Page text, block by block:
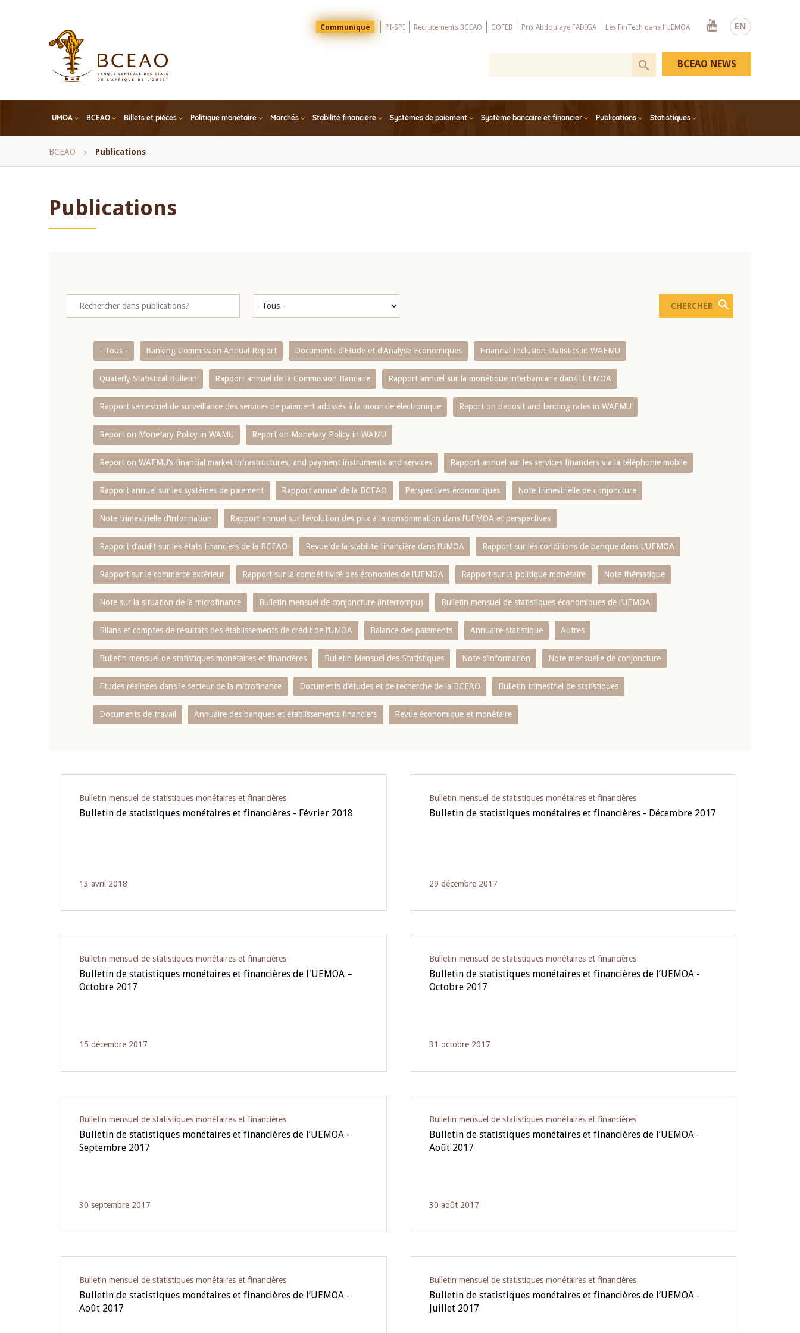
EN
Menu
Top
Communiqué PI-SPI Recrutements BCEAO COFEB Prix Abdoulaye FADIGA Les FinTech dans l'UEMOA
Youtube
UMOA BCEAO Billets et pièces Politique monétaire Marchés Stabilité financière Systèmes de paiement Système bancaire et financier Publications Statistiques
BCEAO NEWS
Fil
BCEAO Publications
Publications
- Tous - Banking Commission Annual Report Documents d’Etude et d’Analyse Economiques Financial Inclusion statistics in WAEMU
Quaterly Statistical Bulletin Rapport annuel de la Commission Bancaire Rapport annuel sur la monétique interbancaire dans l'UEMOA
Rapport semestriel de surveillance des services de paiement adossés à la monnaie électronique Report on deposit and lending rates in WAEMU
Report on Monetary Policy in WAMU Report on Monetary Policy in WAMU
Report on WAEMU’s financial market infrastructures, and payment instruments and services Rapport annuel sur les services financiers via la téléphonie mobile
Rapport annuel sur les systèmes de paiement Rapport annuel de la BCEAO Perspectives économiques Note trimestrielle de conjoncture
Note trimestrielle d‘information Rapport annuel sur l‘évolution des prix à la consommation dans l‘UEMOA et perspectives
Rapport d‘audit sur les états financiers de la BCEAO Revue de la stabilité financière dans l‘UMOA Rapport sur les conditions de banque dans L‘UEMOA
Rapport sur le commerce extérieur Rapport sur la compétitivité des économies de l‘UEMOA Rapport sur la politique monétaire Note thématique
Note sur la situation de la microfinance Bulletin mensuel de conjoncture (interrompu) Bulletin mensuel de statistiques économiques de l‘UEMOA
Bilans et comptes de résultats des établissements de crédit de l‘UMOA Balance des paiements Annuaire statistique Autres
Bulletin mensuel de statistiques monétaires et financières Bulletin Mensuel des Statistiques Note d’information Note mensuelle de conjoncture
Etudes réalisées dans le secteur de la microfinance Documents d’études et de recherche de la BCEAO Bulletin trimestriel de statistiques
Documents de travail Annuaire des banques et établissements financiers Revue économique et monétaire
Bulletin mensuel de statistiques monétaires et financières
Bulletin de statistiques monétaires et financières - Février 2018
13 avril 2018
Bulletin mensuel de statistiques monétaires et financières
Bulletin de statistiques monétaires et financières - Décembre 2017
29 décembre 2017
Bulletin mensuel de statistiques monétaires et financières
Bulletin de statistiques monétaires et financières de l'UEMOA –
Octobre 2017
15 décembre 2017
Bulletin mensuel de statistiques monétaires et financières
Bulletin de statistiques monétaires et financières de l’UEMOA -
Octobre 2017
31 octobre 2017
Bulletin mensuel de statistiques monétaires et financières
Bulletin de statistiques monétaires et financières de l’UEMOA -
Septembre 2017
30 septembre 2017
Bulletin mensuel de statistiques monétaires et financières
Bulletin de statistiques monétaires et financières de l’UEMOA -
Août 2017
30 août 2017
Bulletin mensuel de statistiques monétaires et financières
Bulletin de statistiques monétaires et financières de l’UEMOA -
Août 2017
Bulletin mensuel de statistiques monétaires et financières
Bulletin de statistiques monétaires et financières de l’UEMOA -
Juillet 2017